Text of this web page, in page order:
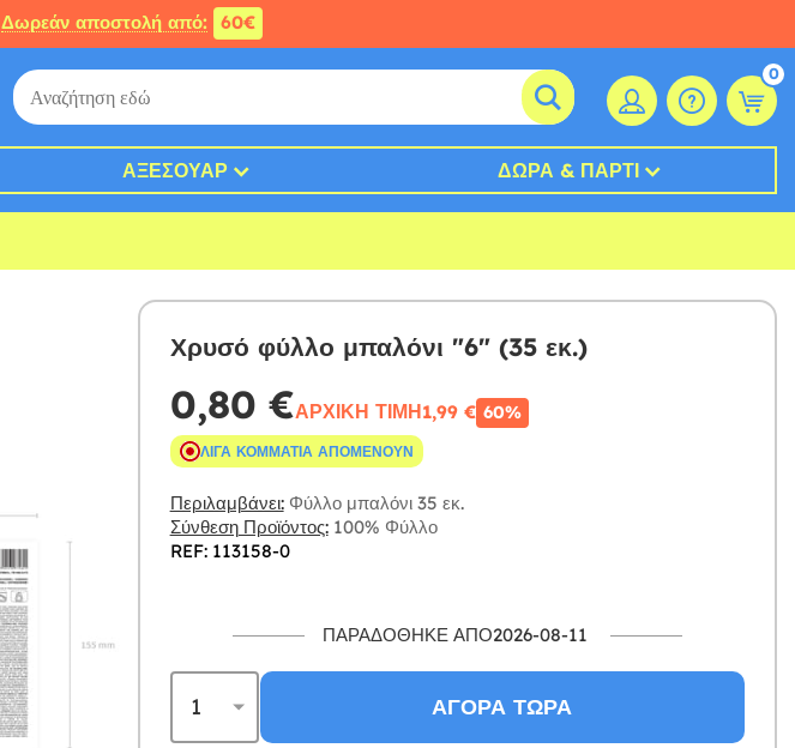
Δωρεάν αποστολή από: 60€
0
ΑΞΕΣΟΥΆΡ ΔΏΡΑ & ΠΆΡΤΙ
Χρυσό φύλλο μπαλόνι "6" (35 εκ.)
0,80 €ΑΡΧΙΚΉ ΤΙΜΉ1,99 € 60%
ΛΊΓΑ ΚΟΜΜΆΤΙΑ ΑΠΟΜΈΝΟΥΝ
Περιλαμβάνει:Φύλλο μπαλόνι 35 εκ.
Σύνθεση Προϊόντος:100% Φύλλο
REF: 113158-0
ΠΑΡΑΔΌΘΗΚΕ ΑΠΌ2026-08-11
ΑΓΟΡΆ ΤΏΡΑ